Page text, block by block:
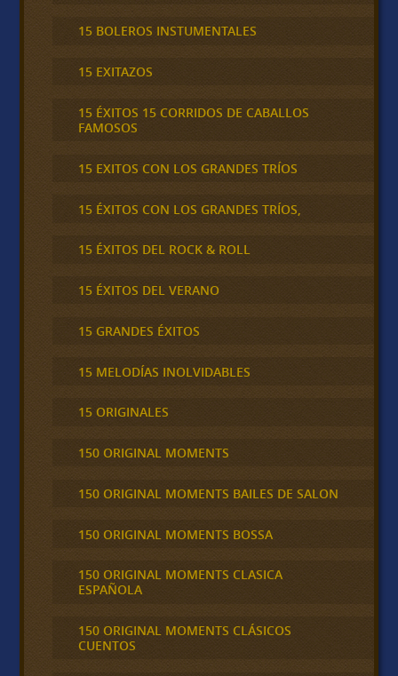
15 BOLEROS INSTUMENTALES
15 EXITAZOS
15 ÉXITOS 15 CORRIDOS DE CABALLOS
FAMOSOS
15 EXITOS CON LOS GRANDES TRÍOS
15 ÉXITOS CON LOS GRANDES TRÍOS,
15 ÉXITOS DEL ROCK & ROLL
15 ÉXITOS DEL VERANO
15 GRANDES ÉXITOS
15 MELODÍAS INOLVIDABLES
15 ORIGINALES
150 ORIGINAL MOMENTS
150 ORIGINAL MOMENTS BAILES DE SALON
150 ORIGINAL MOMENTS BOSSA
150 ORIGINAL MOMENTS CLASICA
ESPAÑOLA
150 ORIGINAL MOMENTS CLÁSICOS
CUENTOS